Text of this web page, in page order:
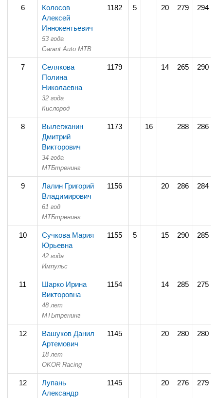
6
Колосов
Алексей
Иннокентьевич
53 года
Garant Auto MTB
1182 5 20 279 294
7
Селякова
Полина
Николаевна
32 года
Кислород
1179 14 265 290
8
Вылегжанин
Дмитрий
Викторович
34 года
МТБтренинг
1173 16 288 286
9
Лалин Григорий
Владимирович
61 год
МТБтренинг
1156 20 286 284
10
Сучкова Мария
Юрьевна
42 года
Импульс
1155 5 15 290 285
11
Шарко Ирина
Викторовна
48 лет
МТБтренинг
1154 14 285 275
12
Вашуков Данил
Артемович
18 лет
OKOR Racing
1145 20 280 280
12
Лупань
Александр
1145 20 276 279